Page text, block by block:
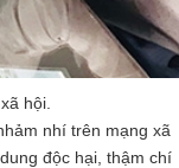
hội.
nhí trên mạng xã
độc hại, thậm chí